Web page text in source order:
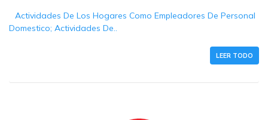
Actividades De Los Hogares Como Empleadores De Personal
Domestico; Actividades De..
LEER TODO